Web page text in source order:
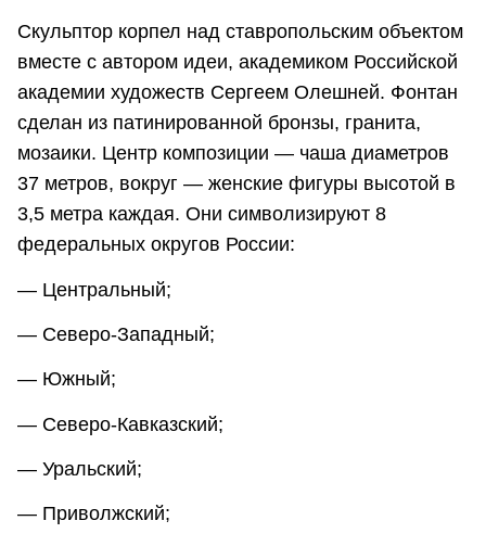
Скульптор корпел над ставропольским объектом
вместе с автором идеи, академиком Российской
академии художеств Сергеем Олешней. Фонтан
сделан из патинированной бронзы, гранита,
мозаики. Центр композиции — чаша диаметров
37 метров, вокруг — женские фигуры высотой в
3,5 метра каждая. Они символизируют 8
федеральных округов России:
— Центральный;
— Северо-Западный;
— Южный;
— Северо-Кавказский;
— Уральский;
— Приволжский;